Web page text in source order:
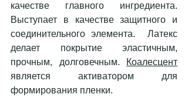
качестве главного ингредиента.
Выступает в качестве защитного и
соединительного элемента.  Латекс
делает покрытие эластичным,
прочным, долговечным.
Коалесцент
является активатором для
формирования пленки.